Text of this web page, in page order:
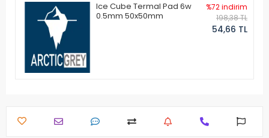
Ice Cube Termal Pad 6w
0.5mm 50x50mm
%72 indirim
198,38 TL
54,66 TL